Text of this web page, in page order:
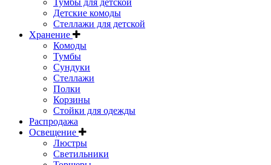
Тумбы для детской
Детские комоды
Стеллажи для детской
Хранение
Комоды
Тумбы
Сундуки
Стеллажи
Полки
Корзины
Стойки для одежды
Распродажа
Освещение
Люстры
Светильники